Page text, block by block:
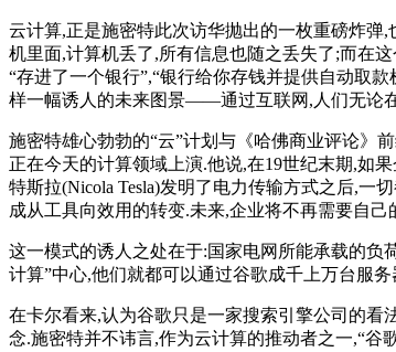
云计算,正是施密特此次访华抛出的一枚重磅炸弹
机里面,计算机丢了,所有信息也随之丢失了;而在
“存进了一个银行”,“银行给你存钱并提供自动取
样一幅诱人的未来图景——通过互联网,人们无论
施密特雄心勃勃的“云”计划与《哈佛商业评论》
正在今天的计算领域上演.他说,在19世纪末期,如
特斯拉(Nicola Tesla)发明了电力传输方式之后,一
成从工具向效用的转变.未来,企业将不再需要自
这一模式的诱人之处在于:国家电网所能承载的负
计算”中心,他们就都可以通过谷歌成千上万台服
在卡尔看来,认为谷歌只是一家搜索引擎公司的看
念.施密特并不讳言,作为云计算的推动者之一,“谷